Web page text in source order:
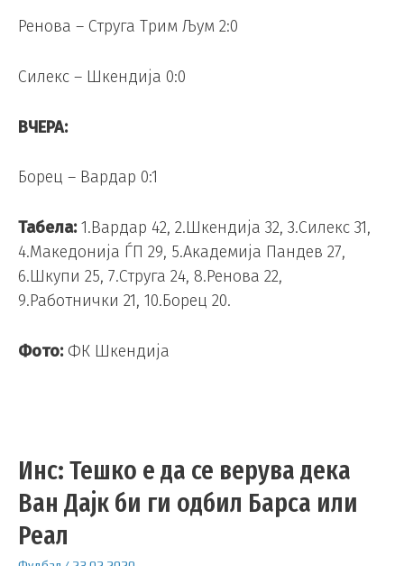
Ренова – Струга Трим Љум 2:0
Силекс – Шкендија 0:0
ВЧЕРА:
Борец – Вардар 0:1
Табела: 1.Вардар 42, 2.Шкендија 32, 3.Силекс 31,
4.Македонија ЃП 29, 5.Академија Пандев 27,
6.Шкупи 25, 7.Струга 24, 8.Ренова 22,
9.Работнички 21, 10.Борец 20.
Фото: ФК Шкендија
Инс: Тешко е да се верува дека
Ван Дајк би ги одбил Барса или
Реал